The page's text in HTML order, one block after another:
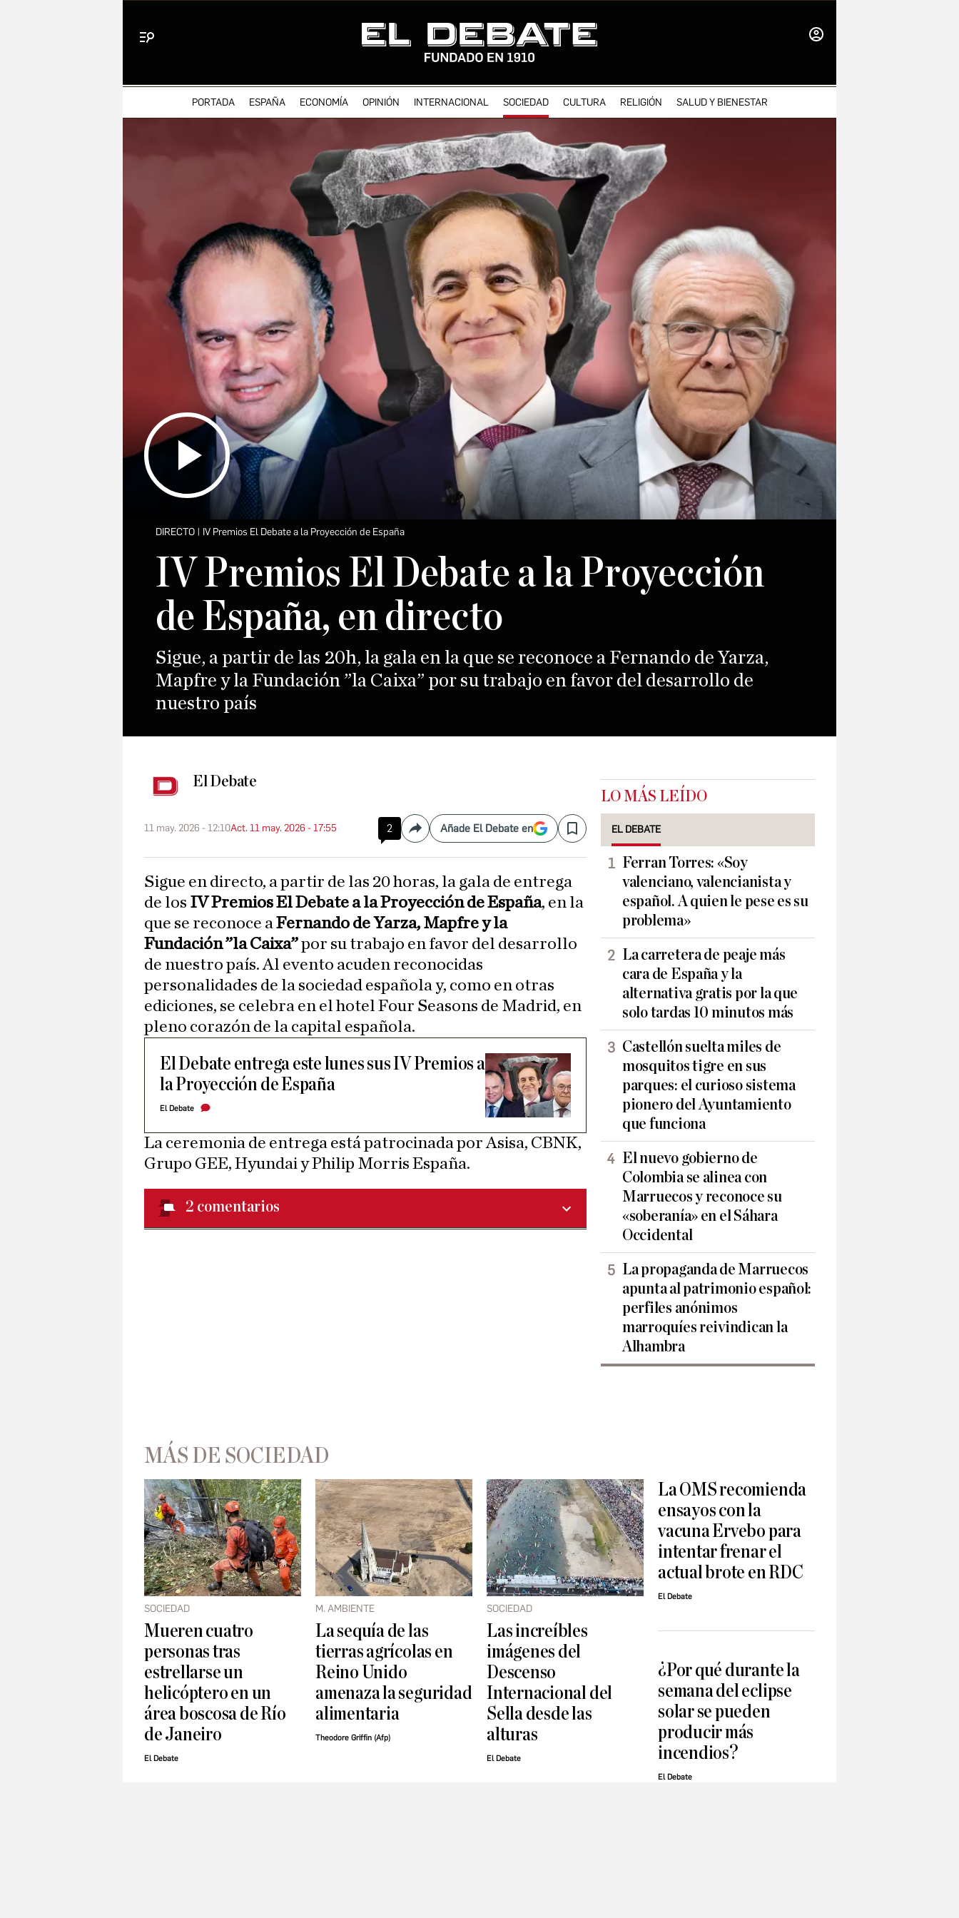
PORTADA ESPAÑA ECONOMÍA OPINIÓN INTERNACIONAL SOCIEDAD CULTURA RELIGIÓN SALUD Y BIENESTAR
DIRECTO | IV Premios El Debate a la Proyección de España
IV Premios El Debate a la Proyección
de España, en directo
Sigue, a partir de las 20h, la gala en la que se reconoce a Fernando de Yarza,
Mapfre y la Fundación ”la Caixa” por su trabajo en favor del desarrollo de
nuestro país
El Debate
11 may. 2026 - 12:10Act. 11 may. 2026 - 17:55 2 CompartirAñade El Debate en Save
Sigue en directo, a partir de las 20 horas, la gala de entrega
de los IV Premios El Debate a la Proyección de España, en la
que se reconoce a Fernando de Yarza, Mapfre y la
Fundación ”la Caixa”por su trabajo en favor del desarrollo
de nuestro país. Al evento acuden reconocidas
personalidades de la sociedad española y, como en otras
ediciones, se celebra en el hotel Four Seasons de Madrid, en
pleno corazón de la capital española.
El Debate entrega este lunes sus IV Premios a
la Proyección de España
El Debate
La ceremonia de entrega está patrocinada por Asisa, CBNK,
Grupo GEE, Hyundai y Philip Morris España.
2 comentarios
LO MÁS LEÍDO
EL DEBATE
Ferran Torres: «Soy
valenciano, valencianista y
español. A quien le pese es su
problema»
La carretera de peaje más
cara de España y la
alternativa gratis por la que
solo tardas 10 minutos más
Castellón suelta miles de
mosquitos tigre en sus
parques: el curioso sistema
pionero del Ayuntamiento
que funciona
El nuevo gobierno de
Colombia se alinea con
Marruecos y reconoce su
«soberanía» en el Sáhara
Occidental
La propaganda de Marruecos
apunta al patrimonio español:
perfiles anónimos
marroquíes reivindican la
Alhambra
MÁS DE SOCIEDAD
SOCIEDAD
Mueren cuatro
personas tras
estrellarse un
helicóptero en un
área boscosa de Río
de Janeiro
El Debate
M. AMBIENTE
La sequía de las
tierras agrícolas en
Reino Unido
amenaza la seguridad
alimentaria
Theodore Griffin (Afp)
SOCIEDAD
Las increíbles
imágenes del
Descenso
Internacional del
Sella desde las
alturas
El Debate
La OMS recomienda
ensayos con la
vacuna Ervebo para
intentar frenar el
actual brote en RDC
El Debate
¿Por qué durante la
semana del eclipse
solar se pueden
producir más
incendios?
El Debate